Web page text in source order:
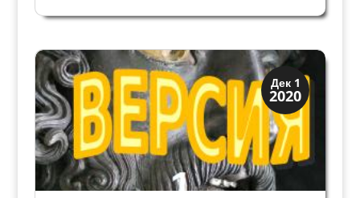
образование – изучал математику и классику.
рисованию, и отдал его...
Дек 1
2020
История
Мифы и Библия